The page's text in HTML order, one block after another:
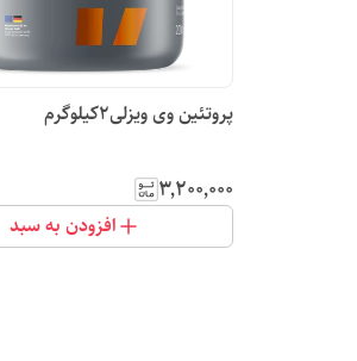
پروتئین وی ویزلی2کیلوگرم
۳٬۲۰۰٬۰۰۰
افزودن به سبد